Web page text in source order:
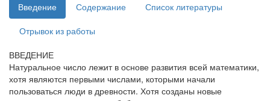
Введение
Содержание
Список литературы
Отрывок из работы
ВВЕДЕНИЕ
Натуральное число лежит в основе развития всей математики,
хотя являются первыми числами, которыми начали
пользоваться люди в древности. Хотя созданы новые